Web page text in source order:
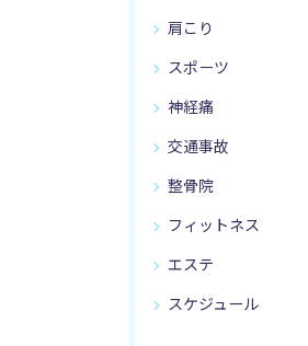
肩こり
スポーツ
神経痛
交通事故
整骨院
フィットネス
エステ
スケジュール